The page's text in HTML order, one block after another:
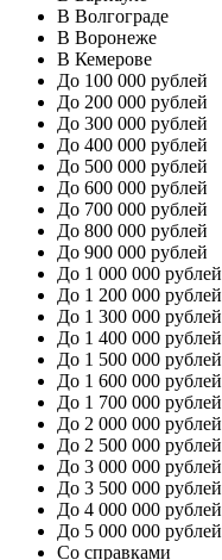
В Волгограде
В Воронеже
В Кемерове
До 100 000 рублей
До 200 000 рублей
До 300 000 рублей
До 400 000 рублей
До 500 000 рублей
До 600 000 рублей
До 700 000 рублей
До 800 000 рублей
До 900 000 рублей
До 1 000 000 рублей
До 1 200 000 рублей
До 1 300 000 рублей
До 1 400 000 рублей
До 1 500 000 рублей
До 1 600 000 рублей
До 1 700 000 рублей
До 2 000 000 рублей
До 2 500 000 рублей
До 3 000 000 рублей
До 3 500 000 рублей
До 4 000 000 рублей
До 5 000 000 рублей
Со справками